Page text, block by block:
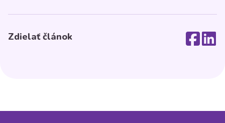
Zdielať článok